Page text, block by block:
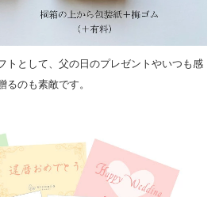
トとして、父の日のプレゼントやいつも感
のも素敵です。